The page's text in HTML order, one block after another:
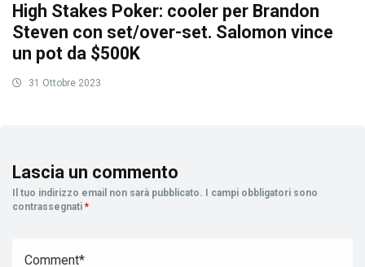
High Stakes Poker: cooler per Brandon
Steven con set/over-set. Salomon vince
un pot da $500K
31 Ottobre 2023
Lascia un commento
Il tuo indirizzo email non sarà pubblicato.
I campi obbligatori sono
contrassegnati *